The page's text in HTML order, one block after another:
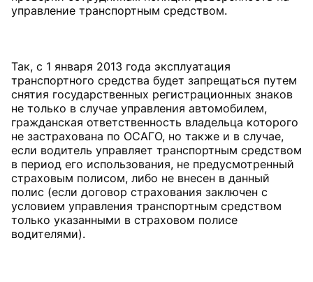
управление транспортным средством.
Так, с 1 января 2013 года эксплуатация
транспортного средства будет запрещаться путем
снятия государственных регистрационных знаков
не только в случае управления автомобилем,
гражданская ответственность владельца которого
не застрахована по ОСАГО, но также и в случае,
если водитель управляет транспортным средством
в период его использования, не предусмотренный
страховым полисом, либо не внесен в данный
полис (если договор страхования заключен с
условием управления транспортным средством
только указанными в страховом полисе
водителями).